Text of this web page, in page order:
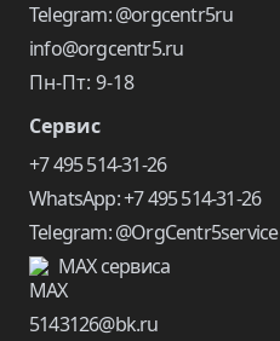
Telegram: @orgcentr5ru
info@orgcentr5.ru
Пн-Пт: 9-18
Сервис
+7 495 514-31-26
WhatsApp: +7 495 514-31-26
Telegram: @OrgCentr5service
MAX сервиса
5143126@bk.ru